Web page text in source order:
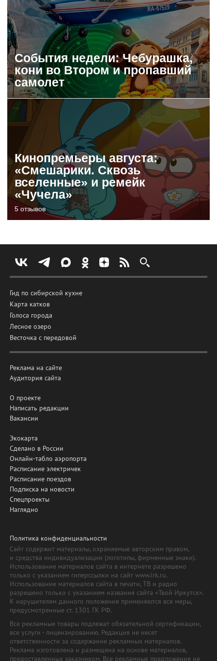
События недели: Чебурашка,
кони во Втором и пропавший
самолет
Кинопремьеры августа:
«Смешарики. Сквозь
вселенные» и ремейк
«Чучела»
5 отзывов
Гид по сибирской кухне
Карта катков
Голоса города
Лесное озеро
Весточка с передовой
Реклама на сайте
Аудитория сайта
О проекте
Написать редакции
Вакансии
Экокарта
Сделано в России
Онлайн-табло аэропорта
Расписание электричек
Расписание поездов
Подписка на новости
Спецпроекты
Наглядно
Политика конфиденциальности
Сайт содержит материалы, охраняемые авторским правом,
и средства индивидуализации (логотипы, фирменные знаки).
Использование материалов сайта в интернете разрешено
только с указанием гиперссылки на сайт www.irk.ru.
Использование материалов сайта в печати, ТВ и радио
разрешено только с указанием названия сайта «Твой Иркутск».
К нарушителям данного положения применяются все меры,
предусмотренные ст. 1301 ГК РФ.
Все рекламные товары подлежат обязательной сертификации,
все услуги - лицензированию. Редакция не несет
ответственности за содержание рекламных материалов.
Реклама изготовлена и размещена на основе материалов,
предоставленных заказчиком. Все рекламные предложения не